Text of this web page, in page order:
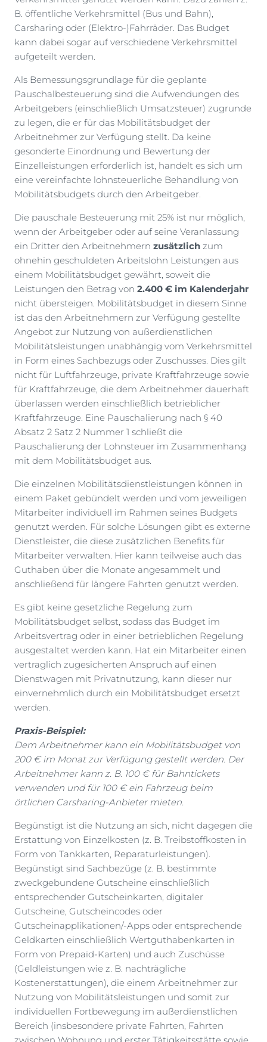
B. öffentliche Verkehrsmittel (Bus und Bahn),
Carsharing oder (Elektro-)Fahrräder. Das Budget
kann dabei sogar auf verschiedene Verkehrsmittel
aufgeteilt werden.
Als Bemessungsgrundlage für die geplante
Pauschalbesteuerung sind die Aufwendungen des
Arbeitgebers (einschließlich Umsatzsteuer) zugrunde
zu legen, die er für das Mobilitätsbudget der
Arbeitnehmer zur Verfügung stellt. Da keine
gesonderte Einordnung und Bewertung der
Einzelleistungen erforderlich ist, handelt es sich um
eine vereinfachte lohnsteuerliche Behandlung von
Mobilitätsbudgets durch den Arbeitgeber.
Die pauschale Besteuerung mit 25% ist nur möglich,
wenn der Arbeitgeber oder auf seine Veranlassung
ein Dritter den Arbeitnehmern zusätzlich zum
ohnehin geschuldeten Arbeitslohn Leistungen aus
einem Mobilitätsbudget gewährt, soweit die
Leistungen den Betrag von 2.400 € im Kalenderjahr
nicht übersteigen. Mobilitätsbudget in diesem Sinne
ist das den Arbeitnehmern zur Verfügung gestellte
Angebot zur Nutzung von außerdienstlichen
Mobilitätsleistungen unabhängig vom Verkehrsmittel
in Form eines Sachbezugs oder Zuschusses. Dies gilt
nicht für Luftfahrzeuge, private Kraftfahrzeuge sowie
für Kraftfahrzeuge, die dem Arbeitnehmer dauerhaft
überlassen werden einschließlich betrieblicher
Kraftfahrzeuge. Eine Pauschalierung nach § 40
Absatz 2 Satz 2 Nummer 1 schließt die
Pauschalierung der Lohnsteuer im Zusammenhang
mit dem Mobilitätsbudget aus.
Die einzelnen Mobilitätsdienstleistungen können in
einem Paket gebündelt werden und vom jeweiligen
Mitarbeiter individuell im Rahmen seines Budgets
genutzt werden. Für solche Lösungen gibt es externe
Dienstleister, die diese zusätzlichen Benefits für
Mitarbeiter verwalten. Hier kann teilweise auch das
Guthaben über die Monate angesammelt und
anschließend für längere Fahrten genutzt werden.
Es gibt keine gesetzliche Regelung zum
Mobilitätsbudget selbst, sodass das Budget im
Arbeitsvertrag oder in einer betrieblichen Regelung
ausgestaltet werden kann. Hat ein Mitarbeiter einen
vertraglich zugesicherten Anspruch auf einen
Dienstwagen mit Privatnutzung, kann dieser nur
einvernehmlich durch ein Mobilitätsbudget ersetzt
werden.
Praxis-Beispiel:
Dem Arbeitnehmer kann ein Mobilitätsbudget von
200 € im Monat zur Verfügung gestellt werden. Der
Arbeitnehmer kann z. B. 100 € für Bahntickets
verwenden und für 100 € ein Fahrzeug beim
örtlichen Carsharing-Anbieter mieten.
Begünstigt ist die Nutzung an sich, nicht dagegen die
Erstattung von Einzelkosten (z. B. Treibstoffkosten in
Form von Tankkarten, Reparaturleistungen).
Begünstigt sind Sachbezüge (z. B. bestimmte
zweckgebundene Gutscheine einschließlich
entsprechender Gutscheinkarten, digitaler
Gutscheine, Gutscheincodes oder
Gutscheinapplikationen/-Apps oder entsprechende
Geldkarten einschließlich Wertguthabenkarten in
Form von Prepaid-Karten) und auch Zuschüsse
(Geldleistungen wie z. B. nachträgliche
Kostenerstattungen), die einem Arbeitnehmer zur
Nutzung von Mobilitätsleistungen und somit zur
individuellen Fortbewegung im außerdienstlichen
Bereich (insbesondere private Fahrten, Fahrten